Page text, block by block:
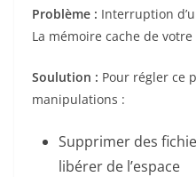
Problème : Interruption
La mémoire cache de
Soulution : Pour régler ce
manipulations :
Supprimer des
libérer de l’espace